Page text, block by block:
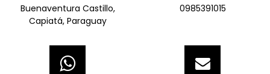
Buenaventura Castillo,
Capiatá, Paraguay
0985391015